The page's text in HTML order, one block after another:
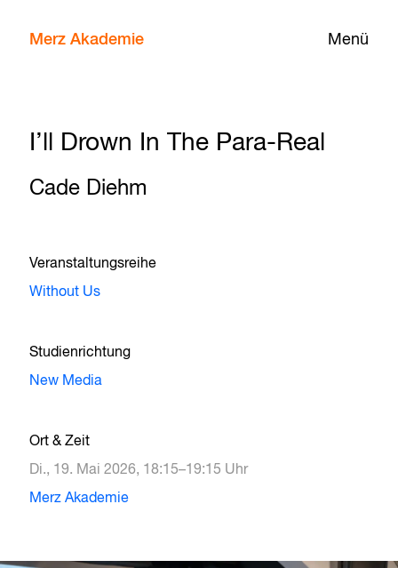
Menü
Merz Akademie
I’ll Drown In The Para-Real
Cade Diehm
Veranstaltungsreihe
Without Us
Studienrichtung
New Media
Ort & Zeit
Di., 19. Mai 2026, 18:15–19:15 Uhr
Merz Akademie